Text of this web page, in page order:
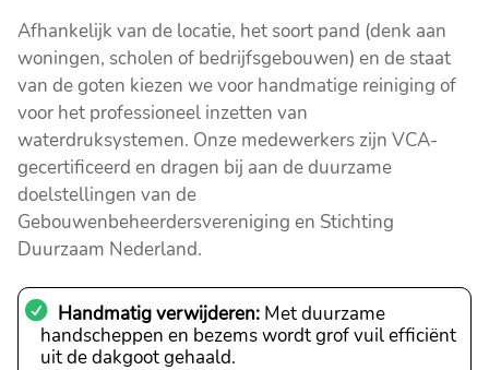
Afhankelijk van de locatie, het soort pand (denk aan
woningen, scholen of bedrijfsgebouwen) en de staat
van de goten kiezen we voor handmatige reiniging of
voor het professioneel inzetten van
waterdruksystemen. Onze medewerkers zijn VCA-
gecertificeerd en dragen bij aan de duurzame
doelstellingen van de
Gebouwenbeheerdersvereniging en Stichting
Duurzaam Nederland.
Handmatig verwijderen: Met duurzame
handscheppen en bezems wordt grof vuil efficiënt
uit de dakgoot gehaald.